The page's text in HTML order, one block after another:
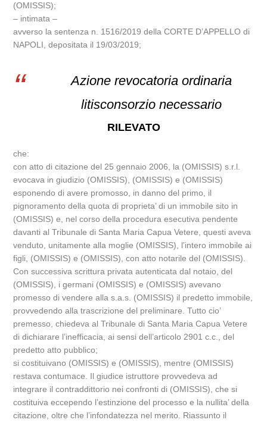
(OMISSIS);
– intimata –
avverso la sentenza n. 1516/2019 della CORTE D’APPELLO di
NAPOLI, depositata il 19/03/2019;
Azione revocatoria ordinaria
litisconsorzio necessario
RILEVATO
che:
con atto di citazione del 25 gennaio 2006, la (OMISSIS) s.r.l.
evocava in giudizio (OMISSIS), (OMISSIS) e (OMISSIS)
esponendo di avere promosso, in danno del primo, il
pignoramento della quota di proprieta’ di un immobile sito in
(OMISSIS) e, nel corso della procedura esecutiva pendente
davanti al Tribunale di Santa Maria Capua Vetere, questi aveva
venduto, unitamente alla moglie (OMISSIS), l’intero immobile ai
figli, (OMISSIS) e (OMISSIS), con atto notarile del (OMISSIS).
Con successiva scrittura privata autenticata dal notaio, del
(OMISSIS), i germani (OMISSIS) e (OMISSIS) avevano
promesso di vendere alla s.a.s. (OMISSIS) il predetto immobile,
provvedendo alla trascrizione del preliminare. Tutto cio’
premesso, chiedeva al Tribunale di Santa Maria Capua Vetere
di dichiarare l’inefficacia, ai sensi dell’articolo 2901 c.c., del
predetto atto pubblico;
si costituivano (OMISSIS) e (OMISSIS), mentre (OMISSIS)
restava contumace. Il giudice istruttore provvedeva ad
integrare il contraddittorio nei confronti di (OMISSIS), che si
costituiva eccependo l’estinzione del processo e la nullita’ della
citazione, oltre che l’infondatezza nel merito. Riassunto il